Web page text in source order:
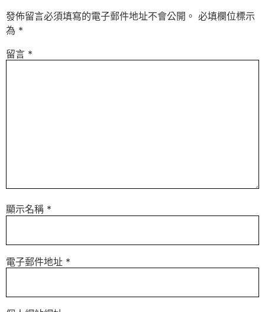
發佈留言必須填寫的電子郵件地址不會公開。 必填欄位標示
為 *
留言 *
顯示名稱 *
電子郵件地址 *